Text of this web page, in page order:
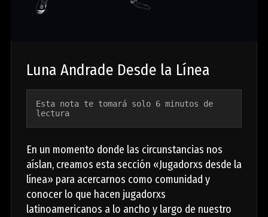
Luna Andrade Desde la Línea
Esta nota te tomará solo 6 minutos de
lectura
En un momento donde las circunstancias nos
aíslan, creamos esta sección «Jugadorxs desde la
línea» para acercarnos como comunidad y
conocer lo que hacen jugadorxs
latinoamericanos a lo ancho y largo de nuestro